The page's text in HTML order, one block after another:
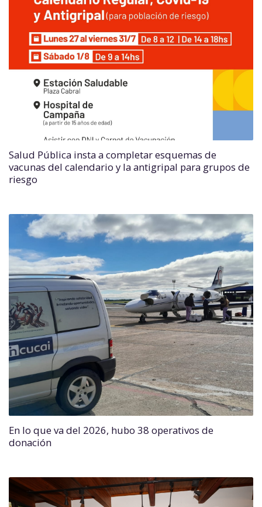
Salud Pública insta a completar esquemas de
vacunas del calendario y la antigripal para grupos de
riesgo
En lo que va del 2026, hubo 38 operativos de
donación